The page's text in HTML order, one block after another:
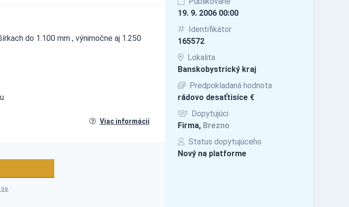
19. 9. 2006 00:00
Identifikátor
165572
Lokalita
Banskobystrický kraj
Predpokladaná hodnota
rádovo desaťtisíce €
Dopytujúci
Firma, Brezno
Status dopytujúceho
Nový na platforme
do 1.100 mm , výnimočne aj 1.250
Viac informácií